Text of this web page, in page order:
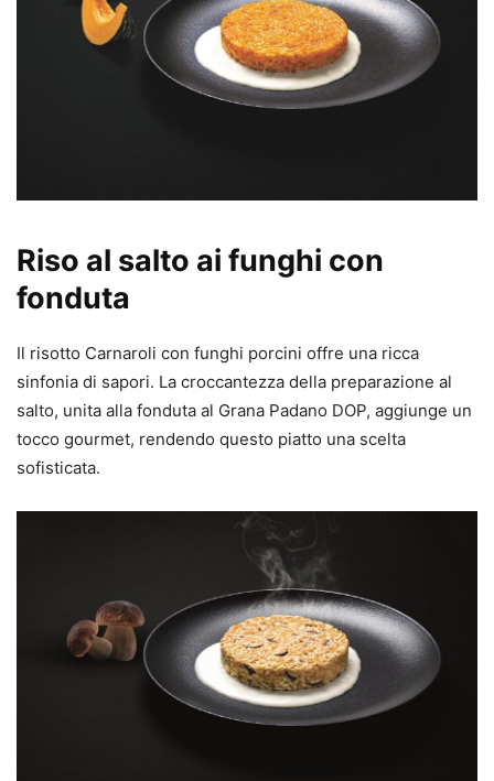
Riso al salto ai funghi con
fonduta
Il risotto Carnaroli con funghi porcini offre una ricca
sinfonia di sapori. La croccantezza della preparazione al
salto, unita alla fonduta al Grana Padano DOP, aggiunge un
tocco gourmet, rendendo questo piatto una scelta
sofisticata.